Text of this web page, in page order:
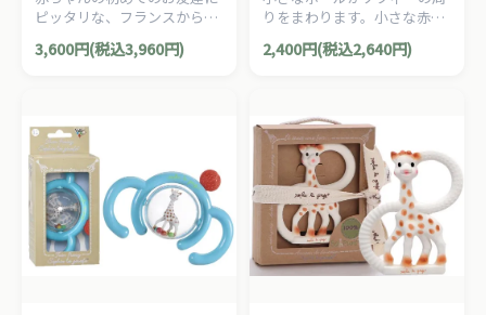
ピッタリな、フランスからや
ってきたお人形『キリンのソ
フィー』です。舐めたり、カ
3,600円(税込3,960円)
りをまわります。小さな赤ち
ゃんが持ちやすいラトル(ガラ
ガラ)です。
2,400円(税込2,640円)